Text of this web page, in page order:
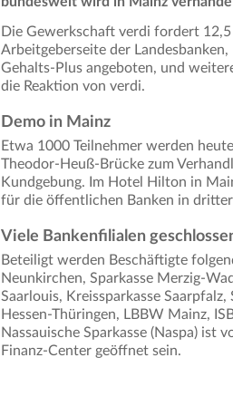
Die Gewerkschaft verdi fordert
Arbeitgeberseite der
Gehalts-Plus angeboten, und
die Reaktion von verdi.
Demo in Mainz
Etwa 1000 Teilnehmer werden
Theodor-Heuß-Brücke zum
Kundgebung. Im Hotel Hilton in
für die öffentlichen Banken in
Viele Bankenfilialen
Beteiligt werden Beschäftigte
Neunkirchen, Sparkasse Merzig-
Saarlouis, Kreissparkasse
Hessen-Thüringen, LBBW Mainz,
Nassauische Sparkasse (Naspa) ist
Finanz-Center geöffnet sein.